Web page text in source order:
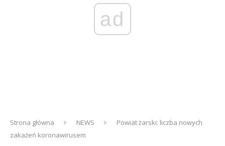
ad
Strona główna NEWS
Powiat żarski: liczba nowych
zakażeń koronawirusem